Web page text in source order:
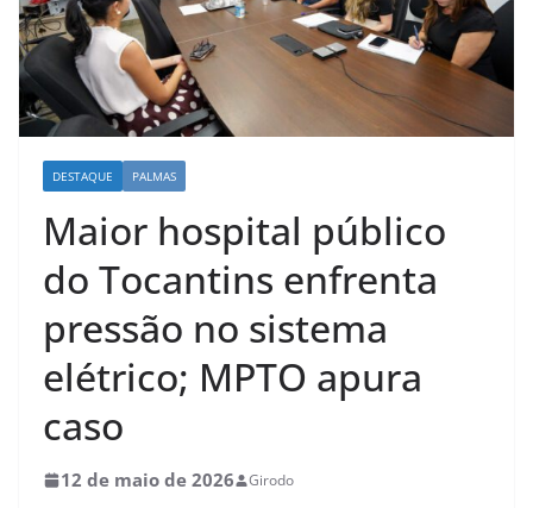
DESTAQUE PALMAS
Maior hospital público
do Tocantins enfrenta
pressão no sistema
elétrico; MPTO apura
caso
12 de maio de 2026 Girodo